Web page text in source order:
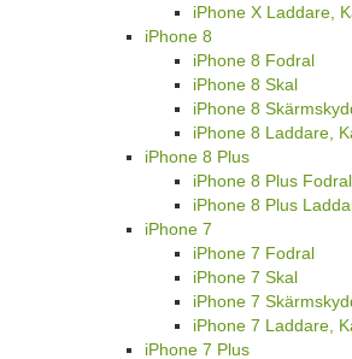
iPhone X Laddare,
iPhone 8
iPhone 8 Fodral
iPhone 8 Skal
iPhone 8
iPhone 8 Laddare,
iPhone 8 Plus
iPhone 8 Plus Fodral
iPhone 8 Plus
iPhone 7
iPhone 7 Fodral
iPhone 7 Skal
iPhone 7
iPhone 7 Laddare,
iPhone 7 Plus